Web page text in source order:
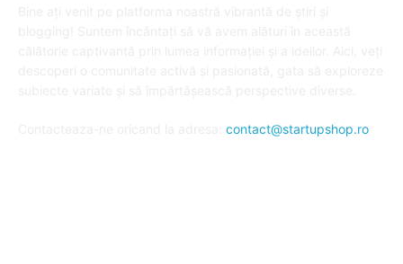
contact@startupshop.ro